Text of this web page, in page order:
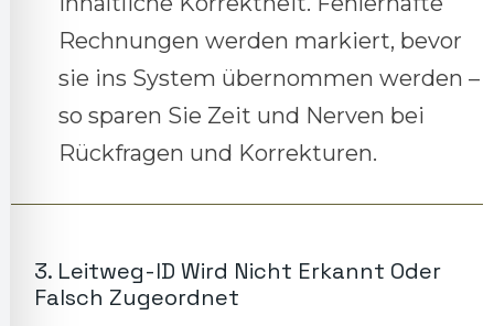
Rechnungen werden markiert, bevor
sie ins System übernommen werden –
so sparen Sie Zeit und Nerven bei
Rückfragen und Korrekturen.
3. Leitweg-ID Wird Nicht Erkannt Oder
Falsch Zugeordnet